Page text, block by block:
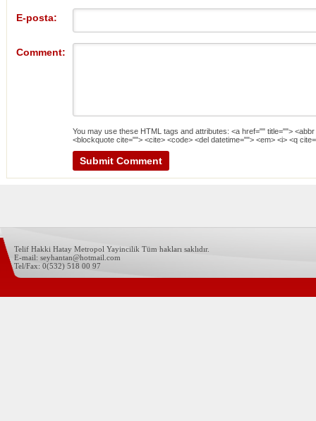
E-posta:
Comment:
You may use these HTML tags and attributes: <a href="" title="">
<blockquote cite=""> <cite> <code> <del datetime=""> <em> <i> <q
Telif Hakki Hatay Metropol Yayincilik Tüm hakları saklıdır.
E-mail: seyhantan@hotmail.com
Tel/Fax: 0(532) 518 00 97